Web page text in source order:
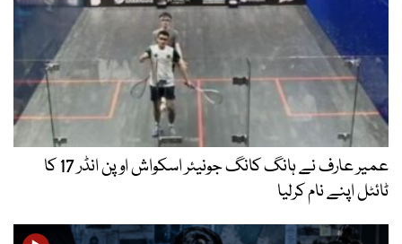
عمیر عارف نے ہانگ کانگ جونیئر اسکواش اوپن انڈر 17 کا
ٹائٹل اپنے نام کرلیا